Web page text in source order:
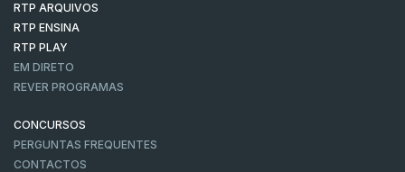
RTP ARQUIVOS
RTP ENSINA
RTP PLAY
EM DIRETO
REVER PROGRAMAS
CONCURSOS
PERGUNTAS FREQUENTES
CONTACTOS